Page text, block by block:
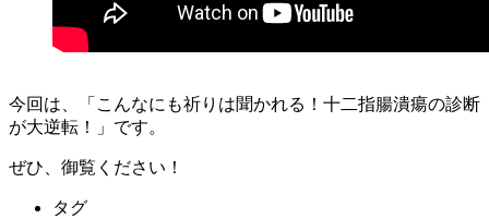
今回は、「こんなにも祈りは聞かれる！十二指腸潰瘍の診断
が大逆転！」です。
ぜひ、御覧ください！
タグ